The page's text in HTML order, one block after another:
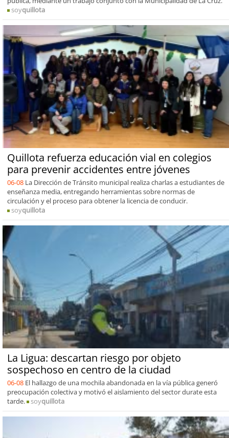
soyquillota
Quillota refuerza educación vial en colegios
para prevenir accidentes entre jóvenes
06-08 La Dirección de Tránsito municipal realiza charlas a estudiantes de
enseñanza media, entregando herramientas sobre normas de
circulación y el proceso para obtener la licencia de conducir.
soyquillota
La Ligua: descartan riesgo por objeto
sospechoso en centro de la ciudad
06-08 El hallazgo de una mochila abandonada en la vía pública generó
preocupación colectiva y motivó el aislamiento del sector durate esta
tarde.
soyquillota